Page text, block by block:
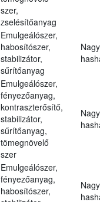
szer,
zselésítőanyag
Emulgeálószer,
habosítószer,
stabilizátor,
sűrítőanyag
Emulgeálószer,
fényezőanyag,
kontraszterősítő,
stabilizátor,
sűrítőanyag,
tömegnövelő
szer
Emulgeálószer,
fényezőanyag,
habosítószer,